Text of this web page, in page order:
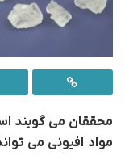
محققان می گویند
مواد افیونی می